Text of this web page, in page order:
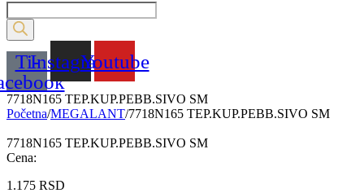
Products
search
Ti-InstagramYoutube
7718N165 TEP.KUP.PEBB.SIVO SM
Početna/MEGALANT/7718N165 TEP.KUP.PEBB.SIVO SM
7718N165 TEP.KUP.PEBB.SIVO SM
Cena:
1.175 RSD